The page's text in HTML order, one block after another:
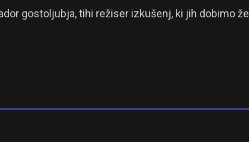
gostoljubja, tihi režiser izkušenj, ki jih dobimo